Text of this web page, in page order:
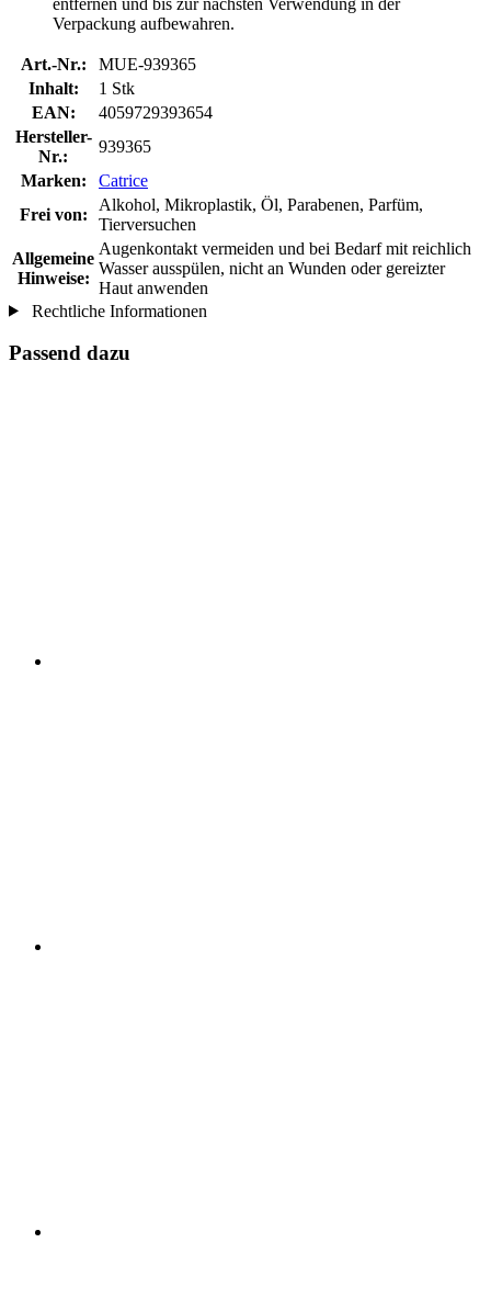
Verpackung aufbewahren.
Art.-Nr.:
MUE-939365
Inhalt:
1 Stk
EAN:
4059729393654
Hersteller-
Nr.:
939365
Marken:
Catrice
Frei von:
Alkohol, Mikroplastik, Öl, Parabenen, Parfüm,
Tierversuchen
Allgemeine
Hinweise:
Augenkontakt vermeiden und bei Bedarf mit reichlich
Wasser ausspülen, nicht an Wunden oder gereizter
Haut anwenden
Rechtliche Informationen
Passend dazu